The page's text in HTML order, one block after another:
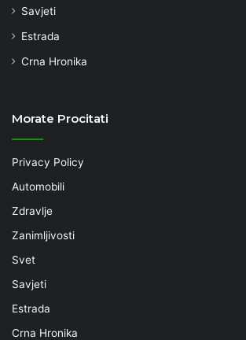
Savjeti
Estrada
Crna Hronika
Morate Procitati
Privacy Policy
Automobili
Zdravlje
Zanimljivosti
Svet
Savjeti
Estrada
Crna Hronika